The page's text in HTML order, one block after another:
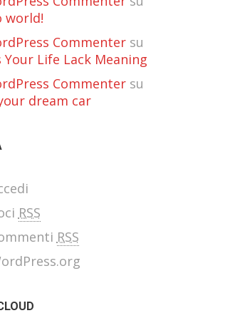
world!
Commentersu
Your Life Lack Meaning
Commentersu
dream car
RSS
RSS